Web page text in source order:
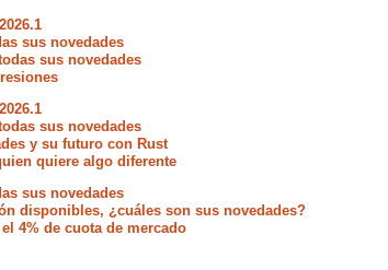
sus novedades
sus novedades
sus novedades
y su futuro con Rust
quiere algo diferente
sus novedades
disponibles, ¿cuáles son sus novedades?
4% de cuota de mercado